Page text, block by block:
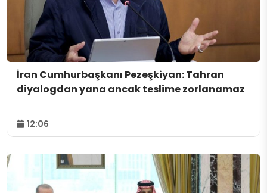
İran Cumhurbaşkanı Pezeşkiyan: Tahran
diyalogdan yana ancak teslime zorlanamaz
12:06